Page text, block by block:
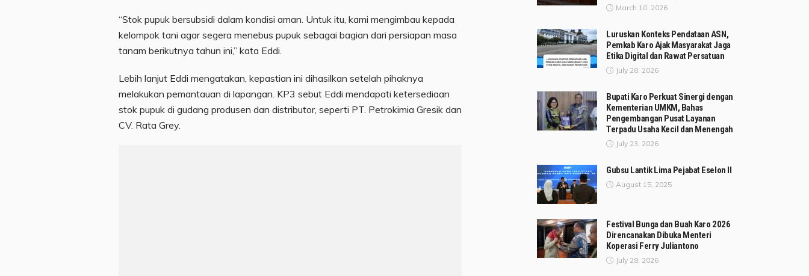
“Stok pupuk bersubsidi dalam kondisi aman. Untuk itu, kami mengimbau kepada
kelompok tani agar segera menebus pupuk sebagai bagian dari persiapan masa
tanam berikutnya tahun ini,” kata Eddi.
Lebih lanjut Eddi mengatakan, kepastian ini dihasilkan setelah pihaknya
melakukan pemantauan di lapangan. KP3 sebut Eddi mendapati ketersediaan
stok pupuk di gudang produsen dan distributor, seperti PT. Petrokimia Gresik dan
CV. Rata Grey.
March 10, 2026
Luruskan Konteks Pendataan ASN,
Pemkab Karo Ajak Masyarakat Jaga
Etika Digital dan Rawat Persatuan
July 28, 2026
Bupati Karo Perkuat Sinergi dengan
Kementerian UMKM, Bahas
Pengembangan Pusat Layanan
Terpadu Usaha Kecil dan Menengah
July 23, 2026
Gubsu Lantik Lima Pejabat Eselon II
August 15, 2025
Festival Bunga dan Buah Karo 2026
Direncanakan Dibuka Menteri
Koperasi Ferry Juliantono
July 28, 2026